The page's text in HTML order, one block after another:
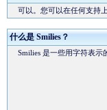
可以。您可以在任何支持
什么是 Smilies？
Smilies 是一些用字符表示